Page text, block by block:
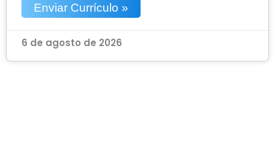
Enviar Currículo »
6 de agosto de 2026